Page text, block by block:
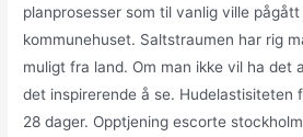
planprosesser som til vanlig ville
kommunehuset. Saltstraumen har rig
muligt fra land. Om man ikke vil ha det
det inspirerende å se. Hudelastisiteten
28 dager. Opptjening escorte